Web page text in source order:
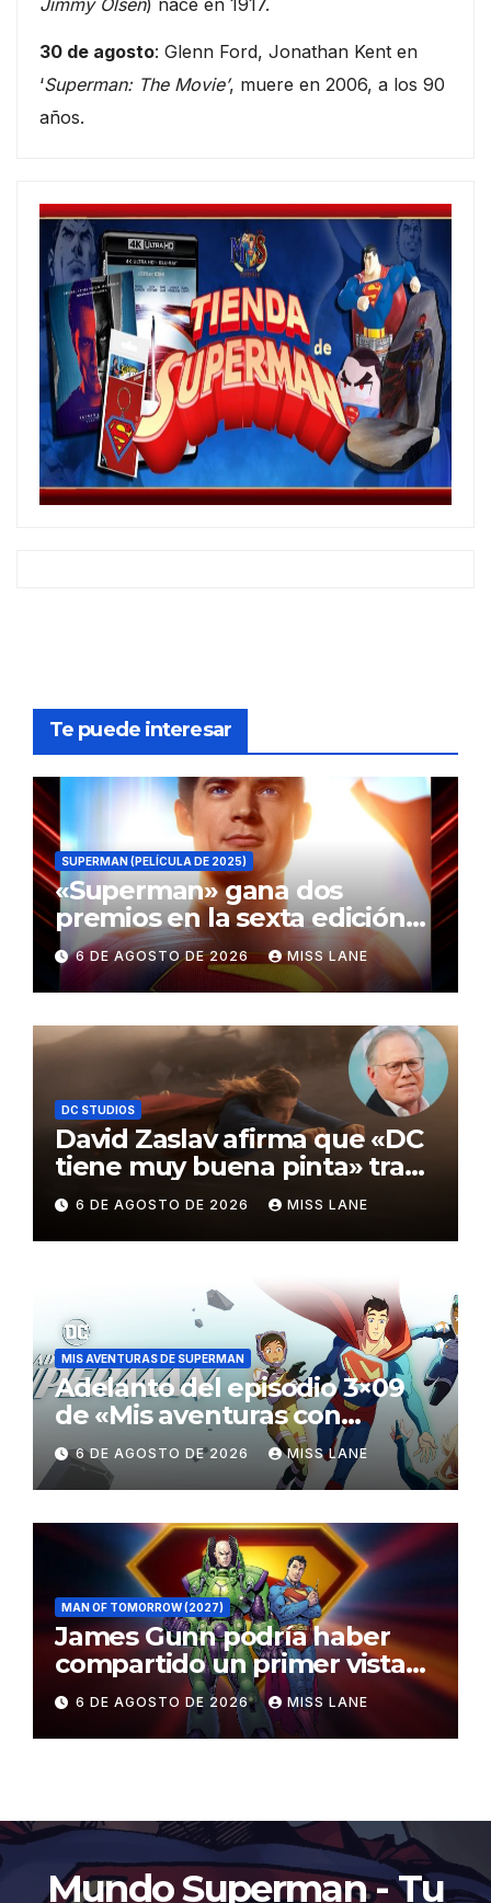
30 de agosto: Glenn Ford, Jonathan Kent en
‘Superman: The Movie’, muere en 2006, a los 90
años.
Te puede interesar
SUPERMAN (PELÍCULA DE 2025)
«Superman» gana dos
premios en la sexta edición
de los Critics Choice Super
Awards
6 DE AGOSTO DE 2026 MISS LANE
DC STUDIOS
David Zaslav afirma que «DC
tiene muy buena pinta» tras
el fracaso de «Supergirl»
6 DE AGOSTO DE 2026 MISS LANE
MIS AVENTURAS DE SUPERMAN
Adelanto del episodio 3×09
de «Mis aventuras con
Superman»
6 DE AGOSTO DE 2026 MISS LANE
MAN OF TOMORROW (2027)
James Gunn podría haber
compartido un primer vistazo
al traje de Brainiac
6 DE AGOSTO DE 2026 MISS LANE
Mundo Superman - Tu